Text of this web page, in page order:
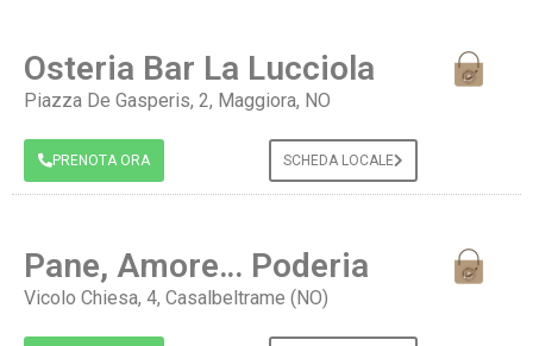
Osteria Bar La Lucciola
Piazza De Gasperis, 2, Maggiora, NO
PRENOTA ORA SCHEDA LOCALE
Pane, Amore… Poderia
Vicolo Chiesa, 4, Casalbeltrame (NO)